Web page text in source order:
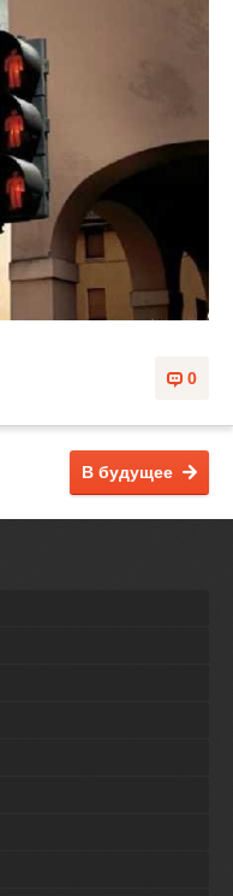
0
В будущее